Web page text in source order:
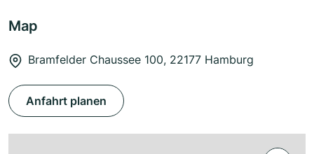
Map
Bramfelder Chaussee 100, 22177 Hamburg
Anfahrt planen